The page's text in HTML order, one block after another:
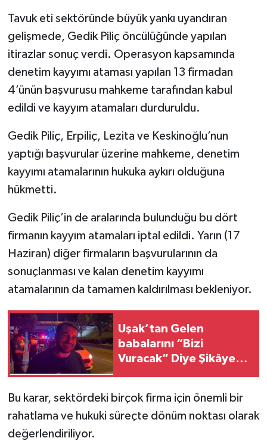
Tavuk eti sektöründe büyük yankı uyandıran
gelişmede, Gedik Piliç öncülüğünde yapılan
itirazlar sonuç verdi. Operasyon kapsamında
denetim kayyımı ataması yapılan 13 firmadan
4’ünün başvurusu mahkeme tarafından kabul
edildi ve kayyım atamaları durduruldu.
Gedik Piliç, Erpiliç, Lezita ve Keskinoğlu’nun
yaptığı başvurular üzerine mahkeme, denetim
kayyımı atamalarının hukuka aykırı olduğuna
hükmetti.
Gedik Piliç’in de aralarında bulunduğu bu dört
firmanın kayyım atamaları iptal edildi. Yarın (17
Haziran) diğer firmaların başvurularının da
sonuçlanması ve kalan denetim kayyımı
atamalarının da tamamen kaldırılması bekleniyor.
Uşak’tan Gelen
babalarını “Bizi
Vuracak” Diye Şikâyet
Bu karar, sektördeki birçok firma için önemli bir
rahatlama ve hukuki süreçte dönüm noktası olarak
değerlendiriliyor.